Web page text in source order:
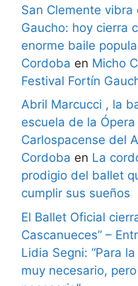
San Clemente vibra
Gaucho: hoy cierra
enorme baile
Cordoba en Micho
Festival Fortín
Abril Marcucci , la
escuela de la
Carlospacense del
Cordoba en La
prodigio del ballet
cumplir sus sueños
El Ballet Oficial
Cascanueces” –
Lidia Segni: “Para
muy necesario,